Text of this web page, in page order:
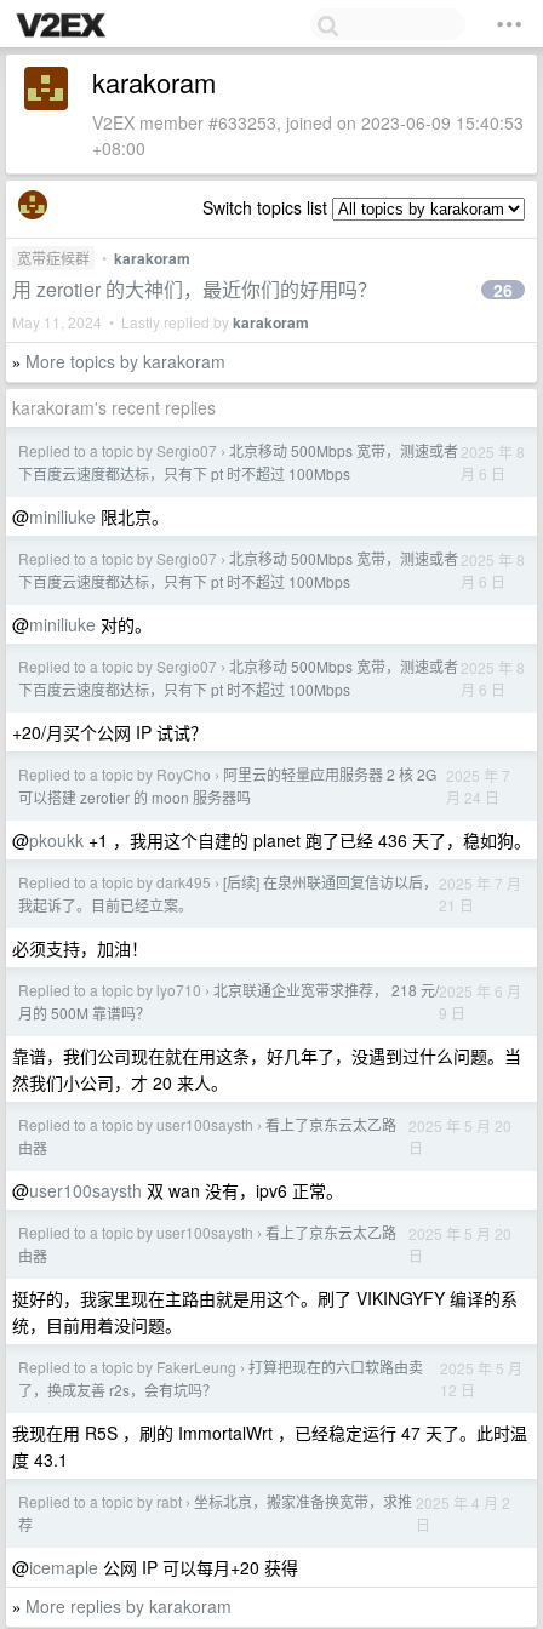
karakoram
V2EX member #633253, joined on 2023-06-09 15:40:53
+08:00
Switch topics list
宽带症候群 • karakoram
用 zerotier 的大神们，最近你们的好用吗？
May 11, 2024 • Lastly replied bykarakoram
26
» More topics by karakoram
karakoram's recent replies
Replied to a topic by Sergio07 › 北京移动 500Mbps 宽带，测速或者
下百度云速度都达标，只有下 pt 时不超过 100Mbps
2025 年 8
月 6 日
@miniliuke 限北京。
Replied to a topic by Sergio07 › 北京移动 500Mbps 宽带，测速或者
下百度云速度都达标，只有下 pt 时不超过 100Mbps
2025 年 8
月 6 日
@miniliuke 对的。
Replied to a topic by Sergio07 › 北京移动 500Mbps 宽带，测速或者
下百度云速度都达标，只有下 pt 时不超过 100Mbps
2025 年 8
月 6 日
+20/月买个公网 IP 试试？
Replied to a topic by RoyCho › 阿里云的轻量应用服务器 2 核 2G
可以搭建 zerotier 的 moon 服务器吗
2025 年 7
月 24 日
@pkoukk +1 ，我用这个自建的 planet 跑了已经 436 天了，稳如狗。
Replied to a topic by dark495 › [后续] 在泉州联通回复信访以后，
我起诉了。目前已经立案。
2025 年 7 月
21 日
必须支持，加油！
Replied to a topic by lyo710 › 北京联通企业宽带求推荐， 218 元/
月的 500M 靠谱吗？
2025 年 6 月
9 日
靠谱，我们公司现在就在用这条，好几年了，没遇到过什么问题。当
然我们小公司，才 20 来人。
Replied to a topic by user100saysth › 看上了京东云太乙路
由器
2025 年 5 月 20
日
@user100saysth 双 wan 没有，ipv6 正常。
Replied to a topic by user100saysth › 看上了京东云太乙路
由器
2025 年 5 月 20
日
挺好的，我家里现在主路由就是用这个。刷了 VIKINGYFY 编译的系
统，目前用着没问题。
Replied to a topic by FakerLeung › 打算把现在的六口软路由卖
了，换成友善 r2s，会有坑吗？
2025 年 5 月
12 日
我现在用 R5S ，刷的 ImmortalWrt ，已经稳定运行 47 天了。此时温
度 43.1
Replied to a topic by rabt › 坐标北京，搬家准备换宽带，求推
荐
2025 年 4 月 2
日
@icemaple 公网 IP 可以每月+20 获得
» More replies by karakoram